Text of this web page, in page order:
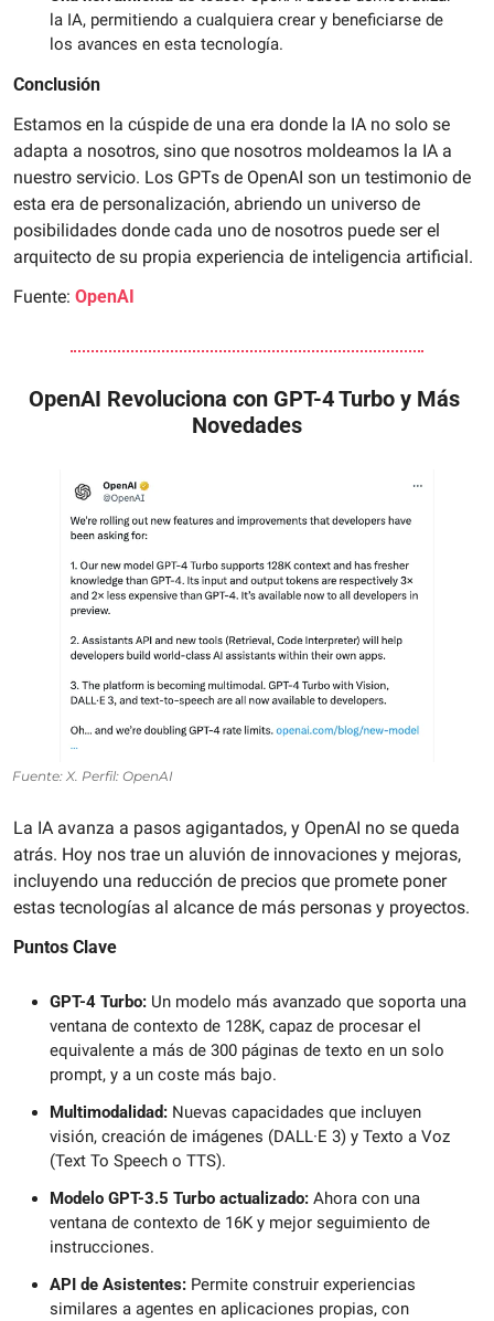
la IA, permitiendo a cualquiera crear y beneficiarse de
los avances en esta tecnología.
Conclusión
Estamos en la cúspide de una era donde la IA no solo se
adapta a nosotros, sino que nosotros moldeamos la IA a
nuestro servicio. Los GPTs de OpenAI son un testimonio de
esta era de personalización, abriendo un universo de
posibilidades donde cada uno de nosotros puede ser el
arquitecto de su propia experiencia de inteligencia artificial.
Fuente: OpenAI
OpenAI Revoluciona con GPT-4 Turbo y Más
Novedades
Fuente: X. Perfil: OpenAI
La IA avanza a pasos agigantados, y OpenAI no se queda
atrás. Hoy nos trae un aluvión de innovaciones y mejoras,
incluyendo una reducción de precios que promete poner
estas tecnologías al alcance de más personas y proyectos.
Puntos Clave
GPT-4 Turbo: Un modelo más avanzado que soporta una
ventana de contexto de 128K, capaz de procesar el
equivalente a más de 300 páginas de texto en un solo
prompt, y a un coste más bajo.
Multimodalidad: Nuevas capacidades que incluyen
visión, creación de imágenes (DALL·E 3) y Texto a Voz
(Text To Speech o TTS).
Modelo GPT-3.5 Turbo actualizado: Ahora con una
ventana de contexto de 16K y mejor seguimiento de
instrucciones.
API de Asistentes: Permite construir experiencias
similares a agentes en aplicaciones propias, con